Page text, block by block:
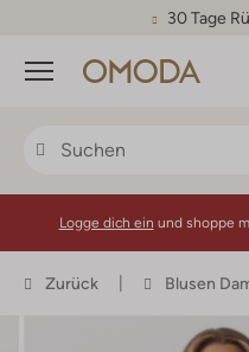
30 Tage
Menü
Logge dich ein und shoppe
Zurück Blusen